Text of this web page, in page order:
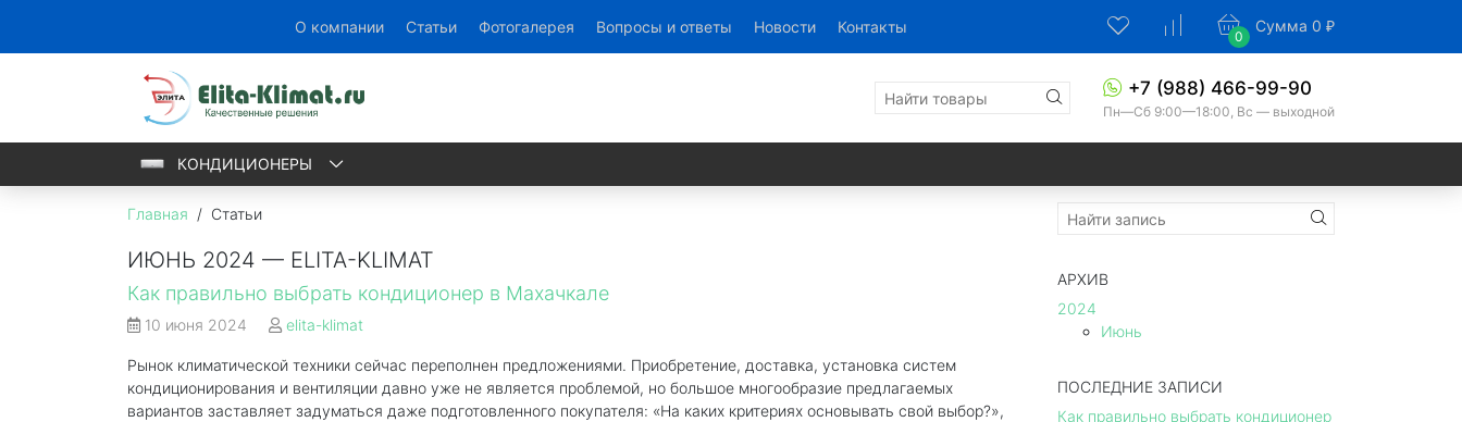
О компании Статьи Фотогалерея Вопросы и ответы Новости Контакты
0
Сумма 0 ₽
+7 (988) 466-99-90
Пн—Сб 9:00—18:00, Вс — выходной
КОНДИЦИОНЕРЫ
Цену уточняйте у менеджера
Связаться с менеджером
Главная / Статьи
ИЮНЬ 2024 — ELITA-KLIMAT
Как правильно выбрать кондиционер в Махачкале
10 июня 2024 elita-klimat
Рынок климатической техники сейчас переполнен предложениями. Приобретение, доставка, установка систем
кондиционирования и вентиляции давно уже не является проблемой, но большое многообразие предлагаемых
вариантов заставляет задуматься даже подготовленного покупателя: «На каких критериях основывать свой выбор?»,
АРХИВ
2024
Июнь
ПОСЛЕДНИЕ ЗАПИСИ
Как правильно выбрать кондиционер